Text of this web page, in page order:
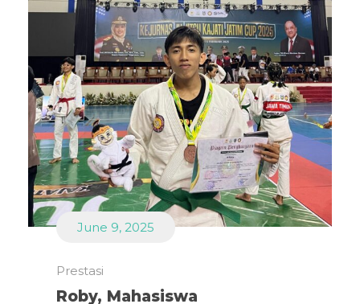
June 9, 2025
Prestasi
Roby, Mahasiswa